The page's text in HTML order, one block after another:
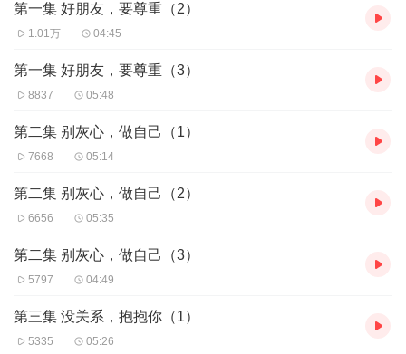
第一集 好朋友，要尊重（2）
1.01万 04:45
第一集 好朋友，要尊重（3）
8837 05:48
第二集 别灰心，做自己（1）
7668 05:14
第二集 别灰心，做自己（2）
6656 05:35
第二集 别灰心，做自己（3）
5797 04:49
第三集 没关系，抱抱你（1）
5335 05:26